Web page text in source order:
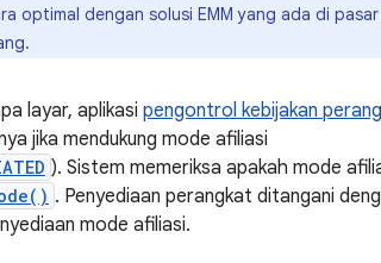
optimal dengan solusi EMM yang ada di
layar, aplikasi pengontrol kebijakan
jika mendukung mode afiliasi
). Sistem memeriksa apakah mode
. Penyediaan perangkat ditangani
mode afiliasi.